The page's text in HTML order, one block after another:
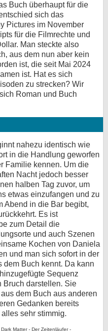
Buch überhaupt für die
sich das
Pictures im November
für die Filmrechte und
Man steckte also
aus dem nun aber kein
ist, die seit Mai 2024
ist. Hat es sich
zu strecken? Wir
Roman und Buch
nahezu identisch wie
in die Handlung geworfen
Familie kennen. Um die
Nacht jedoch besser
halben Tag zuvor, um
etwas einzufangen und zu
Abend in die Bar begibt,
Es ist
zum Detail die
und auch Szenen
Kochen von Daniela
und man sich sofort in der
dem Buch kennt. Da kann
Sequenz
Bruch darstellen. Sie
dem Buch aus anderen
Gedanken bereits
sehr stimmig.
Einstellungen